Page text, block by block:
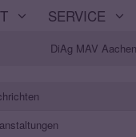
SERVICE
DiAg MAV Aachen